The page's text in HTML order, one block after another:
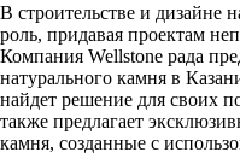
В строительстве и дизайне
роль, придавая проектам
Компания Wellstone рада
натурального камня в
найдет решение для своих
также предлагает
камня, созданные с